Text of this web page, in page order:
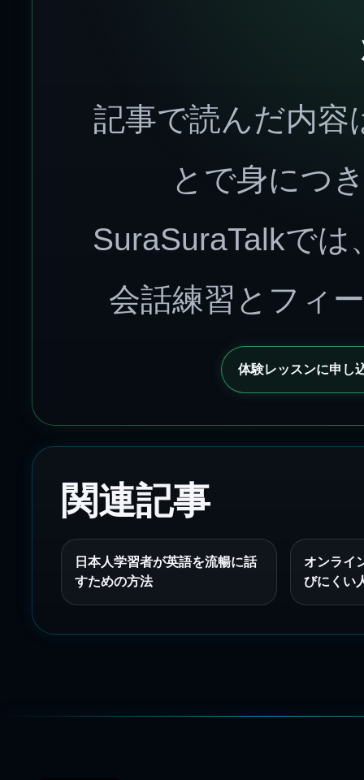
記事で読んだ内容
とで身につ
SuraSuraTalkで
会話練習とフィ
体験レッスンに申し
関連記事
日本人学習者が英語を流暢に話
すための方法
オンライ
びにくい